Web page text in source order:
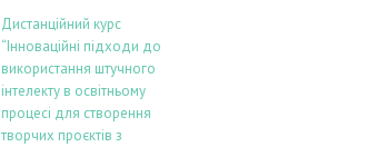
Дистанційний курс
“Інноваційні підходи до
використання штучного
інтелекту в освітньому
процесі для створення
творчих проєктів з